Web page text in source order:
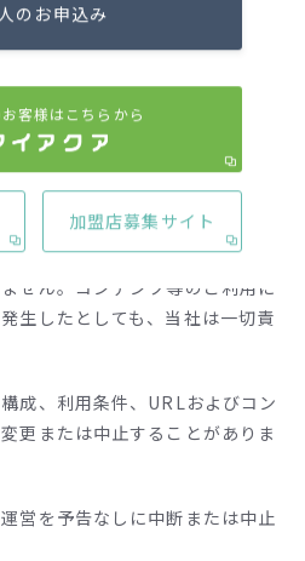
事項
他のウェブサイトで提供される
コンテンツ等」といいます）の
有用性、確実性その他いかなる
せん。コンテンツ等のご利用に
生したとしても、当社は一切責
成、利用条件、URLおよびコン
更または中止することがありま
営を予告なしに中断または中止
のお申込み
客様はこちらから
加盟店募集サイト